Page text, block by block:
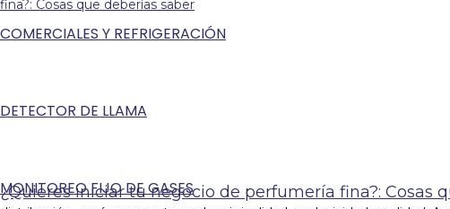
COMERCIALES Y REFRIGERACIÓN
DETECTOR DE LLAMA
MONITOREO FIJO DE GASES
¿Quieres iniciar tu negocio de perfumería fina?: Cosas